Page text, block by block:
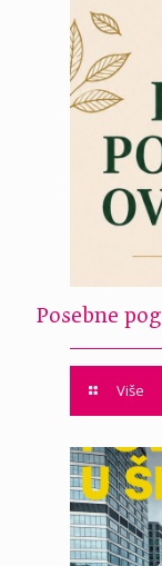
Posebne
Više